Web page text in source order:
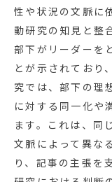
性や状況の文脈に
動研究の知見と整
部下がリーダーを
とが示されてお
究では、部下の理
に対する同一化や
ます。これは、同
文脈によって異な
り、記事の主張を